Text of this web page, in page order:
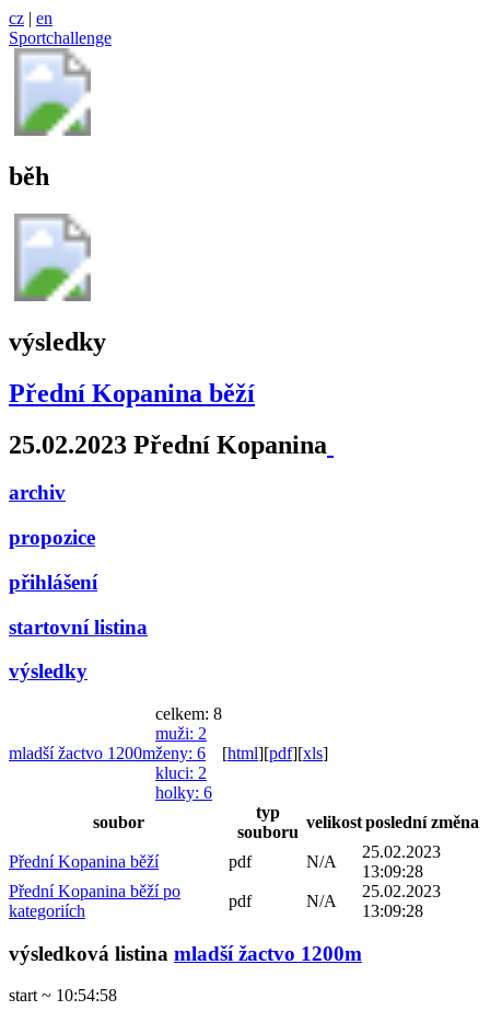
cz | en
Sportchallenge
běh
výsledky
Přední Kopanina běží
25.02.2023 Přední Kopanina
archiv
propozice
přihlášení
startovní listina
výsledky
mladší žactvo 1200m
celkem: 8
muži: 2
ženy: 6
kluci: 2
holky: 6
[html][pdf][xls]
soubor
typ
souboru
velikostposlední změna
Přední Kopanina běží pdf N/A
25.02.2023
13:09:28
Přední Kopanina běží po
kategoriích
pdf N/A
25.02.2023
13:09:28
výsledková listina mladší žactvo 1200m
start ~ 10:54:58